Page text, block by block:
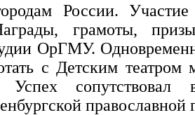
России. Участие
грамоты,
ОрГМУ.
с Детским театром
Успех сопутствовал
православной